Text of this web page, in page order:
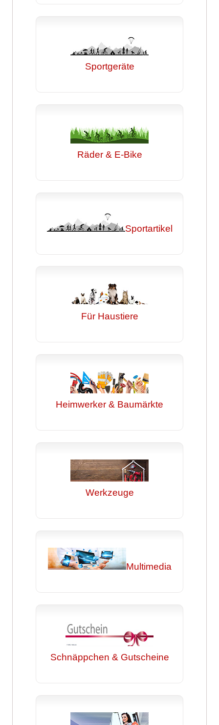
Sportgeräte
Räder & E-Bike
Sportartikel
Für Haustiere
Heimwerker & Baumärkte
Werkzeuge
Multimedia
Schnäppchen & Gutscheine